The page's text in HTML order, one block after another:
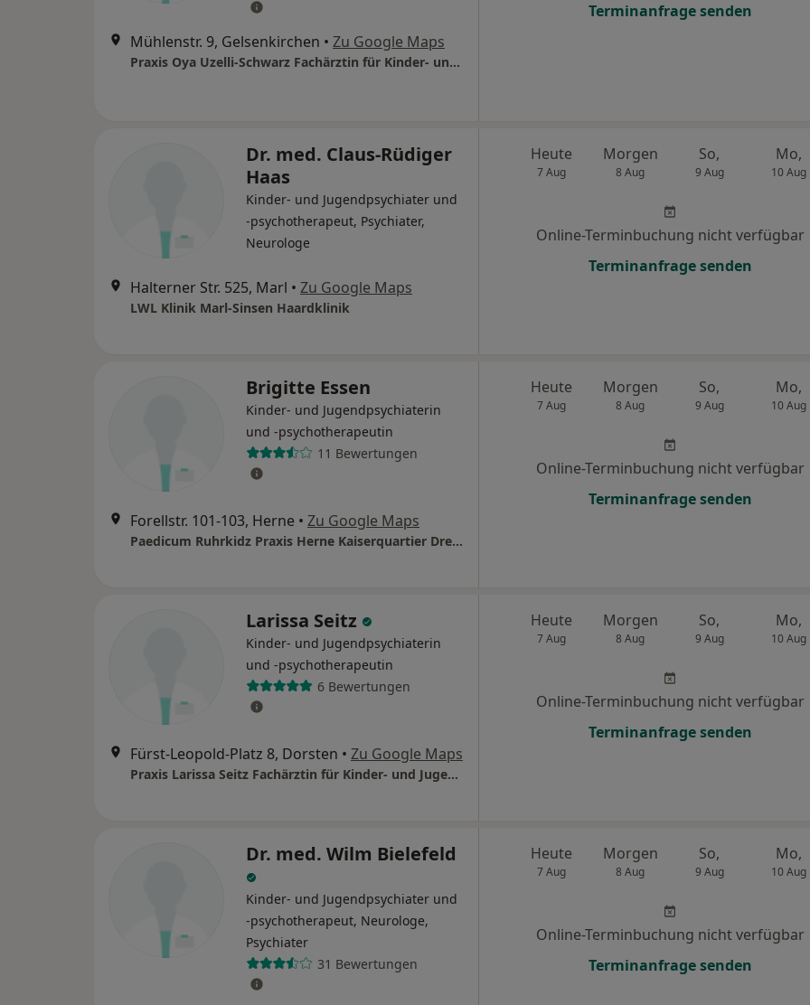
Mühlenstr. 9, Gelsenkirchen • Zu Google Maps
Praxis Oya Uzelli-Schwarz Fachärztin für Kinder- und Jugendpsychiatrie
Terminanfrage senden
Dr. med. Claus-Rüdiger
Haas
Kinder- und Jugendpsychiater und
-psychotherapeut, Psychiater,
Neurologe
Halterner Str. 525, Marl • Zu Google Maps
LWL Klinik Marl-Sinsen Haardklinik
Heute
7 Aug
Morgen
8 Aug
So,
9 Aug
Mo,
10 Aug
Online-Terminbuchung nicht verfügbar
Terminanfrage senden
Brigitte Essen
Kinder- und Jugendpsychiaterin
und -psychotherapeutin
11 Bewertungen
Forellstr. 101-103, Herne • Zu Google Maps
Paedicum Ruhrkidz Praxis Herne Kaiserquartier Dres. Vogler & Kollegen
Heute
7 Aug
Morgen
8 Aug
So,
9 Aug
Mo,
10 Aug
Online-Terminbuchung nicht verfügbar
Terminanfrage senden
Larissa Seitz
Kinder- und Jugendpsychiaterin
und -psychotherapeutin
6 Bewertungen
Fürst-Leopold-Platz 8, Dorsten • Zu Google Maps
Praxis Larissa Seitz Fachärztin für Kinder- und Jugendpsychiatrie
Heute
7 Aug
Morgen
8 Aug
So,
9 Aug
Mo,
10 Aug
Online-Terminbuchung nicht verfügbar
Terminanfrage senden
Dr. med. Wilm Bielefeld
Kinder- und Jugendpsychiater und
-psychotherapeut, Neurologe,
Psychiater
31 Bewertungen
Heute
7 Aug
Morgen
8 Aug
So,
9 Aug
Mo,
10 Aug
Online-Terminbuchung nicht verfügbar
Terminanfrage senden